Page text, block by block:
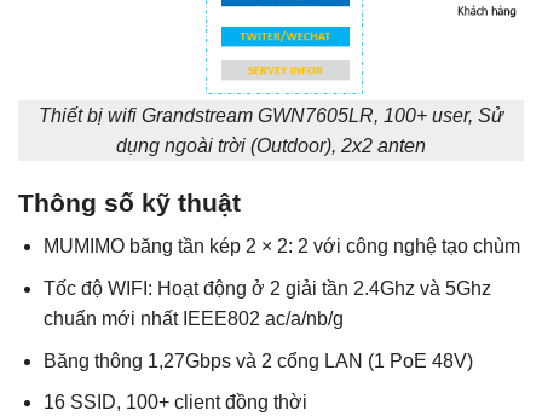
Thiết bị wifi Grandstream GWN7605LR, 100+ user, Sử
dụng ngoài trời (Outdoor), 2x2 anten
Thông số kỹ thuật
MUMIMO băng tần kép 2 × 2: 2 với công nghệ tạo chùm
Tốc độ WIFI: Hoạt động ở 2 giải tần 2.4Ghz và 5Ghz
chuẩn mới nhất IEEE802 ac/a/nb/g
Băng thông 1,27Gbps và 2 cổng LAN (1 PoE 48V)
16 SSID, 100+ client đồng thời